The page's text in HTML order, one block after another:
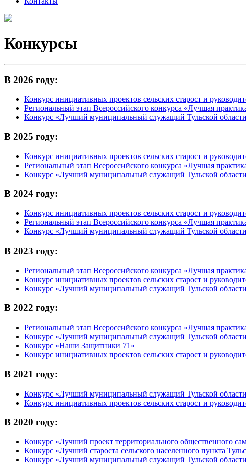
Конкурсы
В 2026 году:
Конкурс инициативных проектов сельских старост и
Региональный этап Всероссийского конкурса «Лучшая
Конкурс «Лучший муниципальный служащий Тульской
В 2025 году:
Конкурс инициативных проектов сельских старост и
Региональный этап Всероссийского конкурса «Лучшая
Конкурс «Лучший муниципальный служащий Тульской
В 2024 году:
Конкурс инициативных проектов сельских старост и
Региональный этап Всероссийского конкурса «Лучшая
Конкурс «Лучший муниципальный служащий Тульской
В 2023 году:
Региональный этап Всероссийского конкурса «Лучшая
Конкурс инициативных проектов сельских старост и
Конкурс «Лучший муниципальный служащий Тульской
В 2022 году:
Региональный этап Всероссийского конкурса «Лучшая
Конкурс «Лучший муниципальный служащий Тульской
Конкурс «Наши Защитники 71»
Конкурс инициативных проектов сельских старост и
В 2021 году:
Конкурс «Лучший муниципальный служащий Тульской
Конкурс инициативных проектов сельских старост и
В 2020 году:
Конкурс «Лучший проект территориального общественного
Конкурс «Лучший староста сельского населенного пункта
Конкурс «Лучший муниципальный служащий Тульской